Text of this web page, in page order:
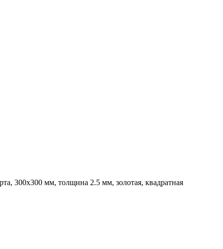
300x300 мм, толщина 2.5 мм, золотая, квадратная